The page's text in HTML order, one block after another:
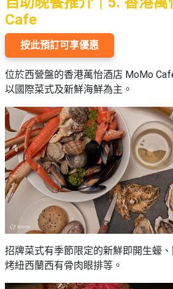
Cafe
按此預訂可享優惠
位於西營盤的香港萬怡酒店 MoMo
以國際菜式及新鮮海鮮為主。
招牌菜式有季節限定的新鮮即開生蠔
烤紐西蘭西有骨肉眼排等。